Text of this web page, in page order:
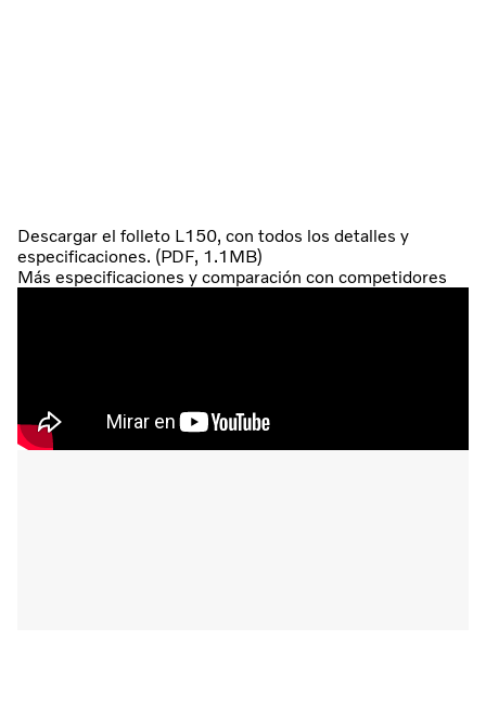
Descargar el folleto L150, con todos los detalles y
especificaciones. (PDF, 1.1MB)
Más especificaciones y comparación con competidores